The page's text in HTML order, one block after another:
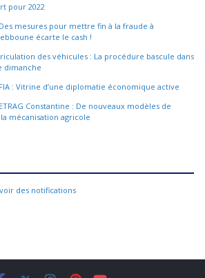
pour 2022
Des mesures pour mettre fin à la fraude à
écarte le cash !
des véhicules : La procédure bascule dans
dimanche
FIA : Vitrine d’une diplomatie économique active
ETRAG Constantine : De nouveaux modèles de
mécanisation agricole
des notifications